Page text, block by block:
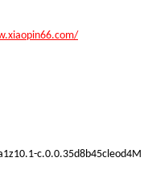
c.0.0.35d8b45cleod4M